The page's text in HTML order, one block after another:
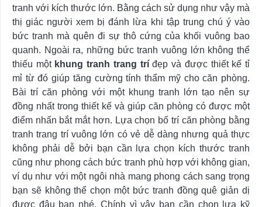
tranh với kích thước lớn. Bằng cách sử dụng như vậy mà
thị giác người xem bị đánh lừa khi tập trung chú ý vào
bức tranh mà quên đi sự thô cứng của khối vuông bao
quanh. Ngoài ra, những bức tranh vuông lớn không thể
thiếu một khung tranh trang tríđẹp và được thiết kế tỉ
mỉ từ đó giúp tăng cường tính thẩm mỹ cho căn phòng.
Bài trí căn phòng với một khung tranh lớn tạo nên sự
đồng nhất trong thiết kế và giúp căn phòng có được một
điểm nhấn bắt mắt hơn. Lựa chọn bố trí căn phòng bằng
tranh trang trí vuông lớn có vẻ dễ dàng nhưng quả thực
không phải dễ bởi bạn cần lựa chọn kích thước tranh
cũng như phong cách bức tranh phù hợp với không gian,
ví dụ như với một ngôi nhà mang phong cách sang trọng
bạn sẽ không thể chọn một bức tranh đồng quê giản dị
được đâu bạn nhé. Chính vì vậy bạn cần chọn lựa kỹ